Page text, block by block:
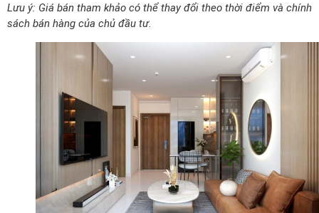
Lưu ý: Giá bán tham khảo có thể thay đổi theo thời điểm và chính
sách bán hàng của chủ đầu tư.